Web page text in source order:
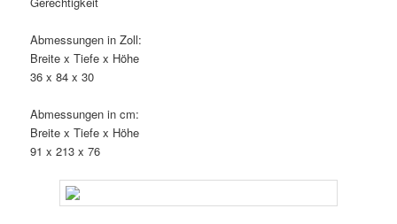
Abmessungen in Zoll:
Breite x Tiefe x Höhe
36 x 84 x 30
Abmessungen in cm:
Breite x Tiefe x Höhe
91 x 213 x 76